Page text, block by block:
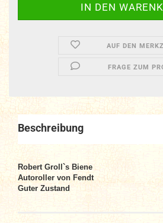
AUF DEN
FRAGE ZUM
Beschreibung
Robert Groll`s Biene
Autoroller von Fendt
Guter Zustand